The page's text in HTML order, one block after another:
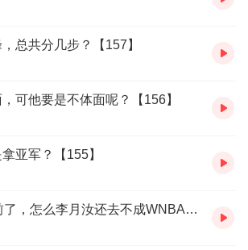
总共分几步？【157】
可他要是不体面呢？【156】
亚军？【155】
大郅被拦都20年前了，怎么李月汝还去不成WNBA【154】